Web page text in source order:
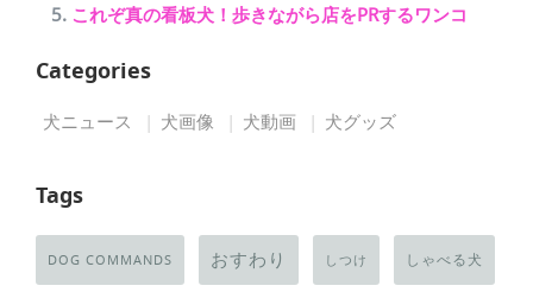
これぞ真の看板犬！歩きながら店をPRするワンコ
Categories
犬ニュース 犬画像 犬動画 犬グッズ
Tags
DOG COMMANDS おすわり しつけ しゃべる犬